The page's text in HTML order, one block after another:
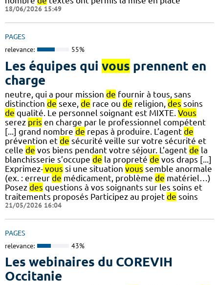
18/06/2026 15:49
PAGES
relevance: 55%
Les équipes qui vous prennent en
charge
neutre, qui a pour mission de fournir à tous, sans
distinction de sexe, de race ou de religion, des soins
de qualité. Le personnel soignant est MIXTE. Vous
serez pris en charge par le professionnel compétent
[...] grand nombre de repas à produire. L’agent de
prévention et de sécurité veille sur votre sécurité et
celle de vos biens pendant votre séjour. L’agent de la
blanchisserie s’occupe de la propreté de vos draps [...]
Exprimez- vous si une situation vous semble anormale
(ex. : erreur de médicament, problème de matériel…)
Posez des questions à vos soignants sur les soins et
traitements proposés Participez au projet de soins
21/05/2026 16:04
PAGES
relevance: 43%
Les webinaires du COREVIH
Occitanie